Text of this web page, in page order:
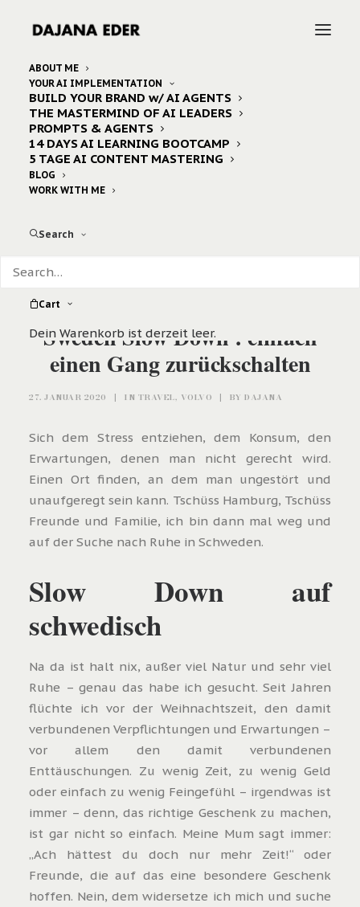
ABOUT ME
YOUR AI IMPLEMENTATION
BUILD YOUR BRAND w/ AI AGENTS
THE MASTERMIND OF AI LEADERS
PROMPTS & AGENTS
14 DAYS AI LEARNING BOOTCAMP
5 TAGE AI CONTENT MASTERING
BLOG
WORK WITH ME
Search
Cart
Dein Warenkorb ist derzeit leer.
Sweden Slow Down : einfach
einen Gang zurückschalten
27. JANUAR 2020 | IN TRAVEL, VOLVO | BY DAJANA
Sich dem Stress entziehen, dem Konsum, den
Erwartungen, denen man nicht gerecht wird.
Einen Ort finden, an dem man ungestört und
unaufgeregt sein kann. Tschüss Hamburg, Tschüss
Freunde und Familie, ich bin dann mal weg und
auf der Suche nach Ruhe in Schweden.
Slow Down auf
schwedisch
Na da ist halt nix, außer viel Natur und sehr viel
Ruhe – genau das habe ich gesucht. Seit Jahren
flüchte ich vor der Weihnachtszeit, den damit
verbundenen Verpflichtungen und Erwartungen –
vor allem den damit verbundenen
Enttäuschungen. Zu wenig Zeit, zu wenig Geld
oder einfach zu wenig Feingefühl – irgendwas ist
immer – denn, das richtige Geschenk zu machen,
ist gar nicht so einfach. Meine Mum sagt immer:
„Ach hättest du doch nur mehr Zeit!“ oder
Freunde, die auf das eine besondere Geschenk
hoffen. Nein, dem widersetze ich mich und suche